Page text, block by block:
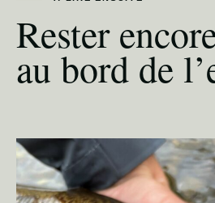
Rester
au bord de